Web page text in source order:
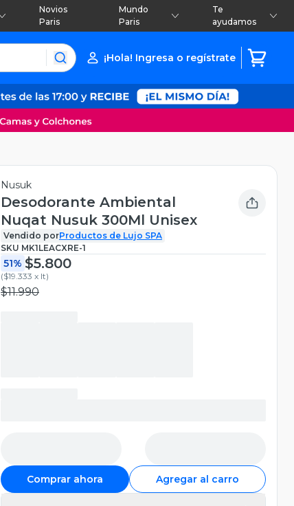
Novios
Paris
Mundo
Paris
Te
ayudamos
¡Hola! Ingresa o regístrate
Nusuk
Desodorante Ambiental
Nuqat Nusuk 300Ml Unisex
Vendido porProductos de Lujo SPA
SKU MK1LEACXRE-1
51% $5.800
($19.333 x lt)
$11.990
Comprar ahora Agregar al carro